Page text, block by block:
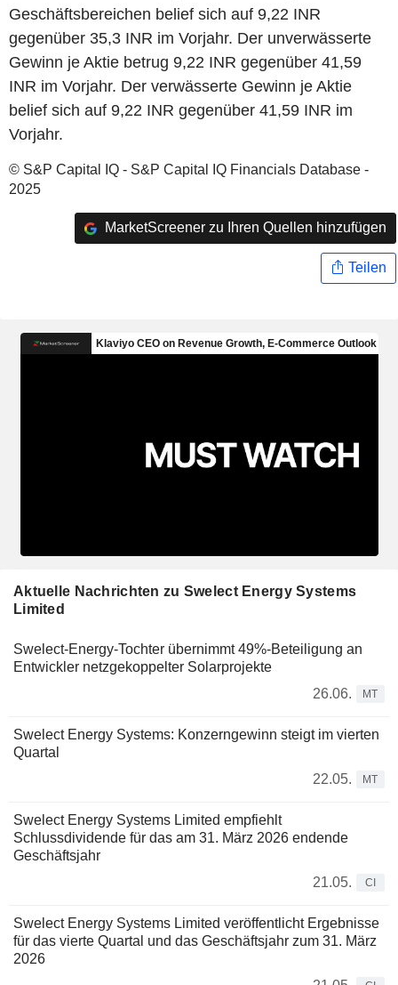
Geschäftsbereichen belief sich auf 9,22 INR
gegenüber 35,3 INR im Vorjahr. Der unverwässerte
Gewinn je Aktie betrug 9,22 INR gegenüber 41,59
INR im Vorjahr. Der verwässerte Gewinn je Aktie
belief sich auf 9,22 INR gegenüber 41,59 INR im
Vorjahr.
© S&P Capital IQ - S&P Capital IQ Financials Database -
2025
MarketScreener zu Ihren Quellen hinzufügen
Teilen
Aktuelle Nachrichten zu Swelect Energy Systems
Limited
Swelect-Energy-Tochter übernimmt 49%-Beteiligung an
Entwickler netzgekoppelter Solarprojekte
26.06.
MT
Swelect Energy Systems: Konzerngewinn steigt im vierten
Quartal
22.05.
MT
Swelect Energy Systems Limited empfiehlt
Schlussdividende für das am 31. März 2026 endende
Geschäftsjahr
21.05.
CI
Swelect Energy Systems Limited veröffentlicht Ergebnisse
für das vierte Quartal und das Geschäftsjahr zum 31. März
2026